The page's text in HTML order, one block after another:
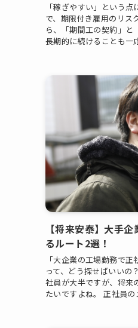
「稼ぎやすい」という
で、期限付き雇用のリス
ら、「期間工の契約」と
長期的に続けることも一
【将来安泰】大手
るルート2選！
「大企業の工場勤務で
って、どう探せばいいの
社員が大半ですが、将来
たいですよね。 正社員